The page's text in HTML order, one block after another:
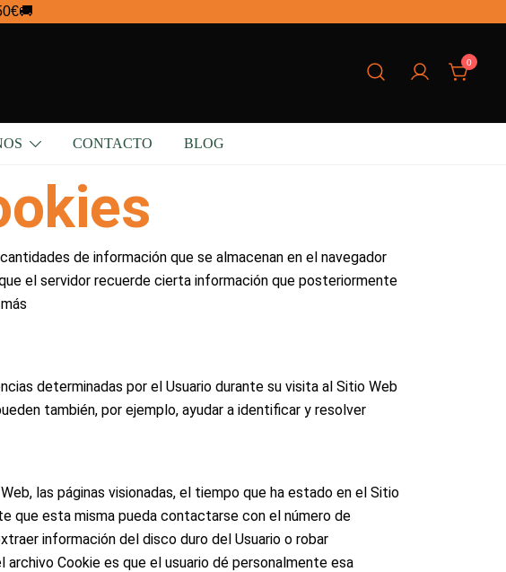
de origen nacional
0
CONTACTO BLOG
de información que se almacenan en el navegador
el servidor recuerde cierta información que posteriormente
determinadas por el Usuario durante su visita al Sitio Web
también, por ejemplo, ayudar a identificar y resolver
las páginas visionadas, el tiempo que ha estado en el Sitio
que esta misma pueda contactarse con el número de
información del disco duro del Usuario o robar
Cookie es que el usuario dé personalmente esa